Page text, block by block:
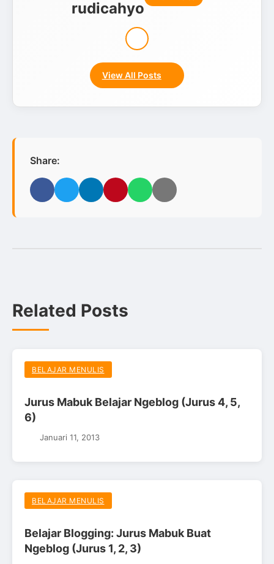
rudicahyo
View All Posts
Share:
Facebook
Twitter LinkedInPinterestWhatsApp
Email
Related Posts
BELAJAR MENULIS
Jurus Mabuk Belajar Ngeblog (Jurus 4, 5,
6)
Januari 11, 2013
BELAJAR MENULIS
Belajar Blogging: Jurus Mabuk Buat
Ngeblog (Jurus 1, 2, 3)